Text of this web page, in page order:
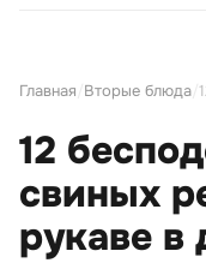
Главная Вторые блюда
12
свиных
рукаве в